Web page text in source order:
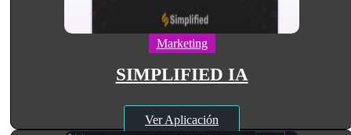
Marketing
SIMPLIFIED IA
Ver Aplicación